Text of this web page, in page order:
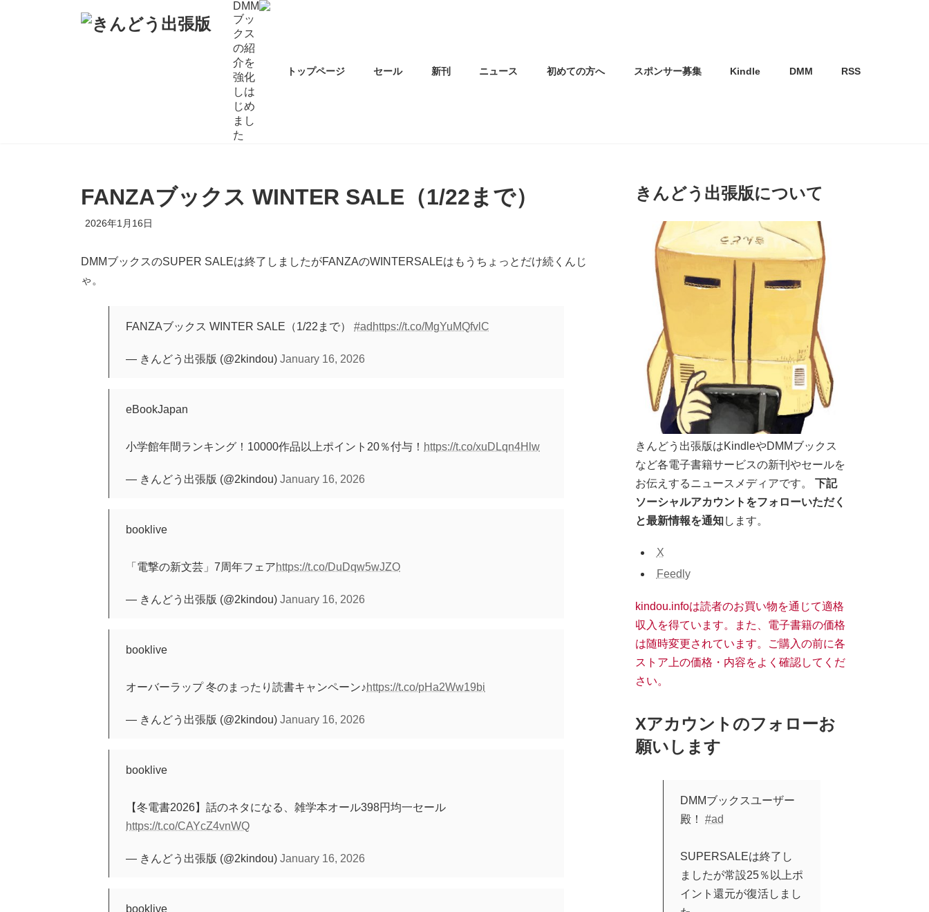
DMM
ブッ
クス
の紹
介を
強化
しは
じめ
まし
た
トップページ セール 新刊 ニュース 初めての方へ スポンサー募集 Kindle DMM RSS
FANZAブックス WINTER SALE（1/22まで）
2026年1月16日
DMMブックスのSUPER SALEは終了しましたがFANZAのWINTERSALEはもうちょっとだけ続くんじ
ゃ。
FANZAブックス WINTER SALE（1/22まで） #ad https://t.co/MgYuMQfvlC
— きんどう出張版 (@2kindou) January 16, 2026
eBookJapan
小学館年間ランキング！10000作品以上ポイント20％付与！ https://t.co/xuDLqn4Hlw
— きんどう出張版 (@2kindou) January 16, 2026
booklive
「電撃の新文芸」7周年フェアhttps://t.co/DuDqw5wJZO
— きんどう出張版 (@2kindou) January 16, 2026
booklive
オーバーラップ 冬のまったり読書キャンペーン♪https://t.co/pHa2Ww19bi
— きんどう出張版 (@2kindou) January 16, 2026
booklive
【冬電書2026】話のネタになる、雑学本オール398円均一セール
https://t.co/CAYcZ4vnWQ
— きんどう出張版 (@2kindou) January 16, 2026
booklive
きんどう出張版について
きんどう出張版はKindleやDMMブックス
など各電子書籍サービスの新刊やセールを
お伝えするニュースメディアです。下記
ソーシャルアカウントをフォローいただく
と最新情報を通知します。
X
Feedly
kindou.infoは読者のお買い物を通じて適格
収入を得ています。また、電子書籍の価格
は随時変更されています。ご購入の前に各
ストア上の価格・内容をよく確認してくだ
さい。
Xアカウントのフォローお
願いします
DMMブックスユーザー
殿！#ad
SUPERSALEは終了し
ましたが常設25％以上ポ
イント還元が復活しまし